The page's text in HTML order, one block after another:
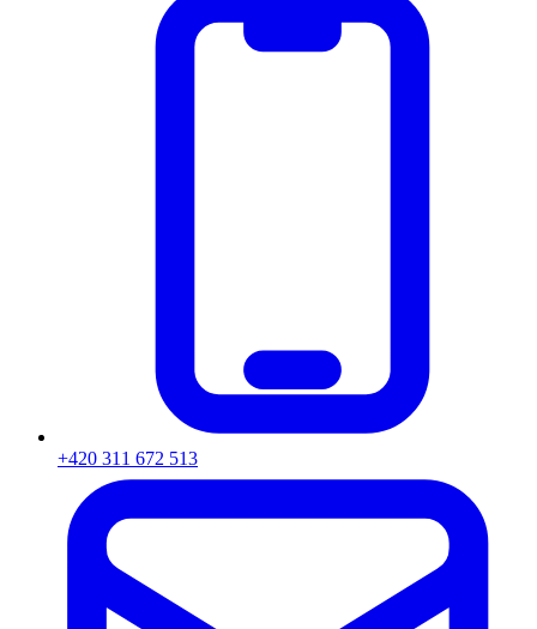
+420 311 672 513